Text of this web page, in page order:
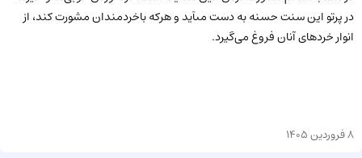
در پرتو این سنت‏ حسنه به دست مى‏آید و هرکه باخردمندان مشورت کند، از
انوار خردهاى آنان فروغ می‌گیرد.
8 فروردین 1405